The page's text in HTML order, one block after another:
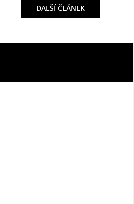
DALŠÍČLÁNEK